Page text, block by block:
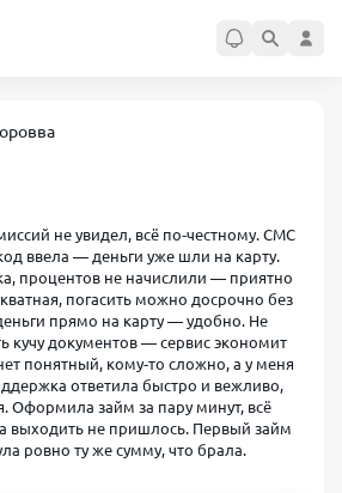
не увидел, всё по‑честному. СМС
ввела — деньги уже шли на карту.
процентов не начислили — приятно
погасить можно досрочно без
прямо на карту — удобно. Не
кучу документов — сервис экономит
понятный, кому‑то сложно, а у меня
ответила быстро и вежливо,
Оформила займ за пару минут, всё
выходить не пришлось. Первый займ
ровно ту же сумму, что брала.